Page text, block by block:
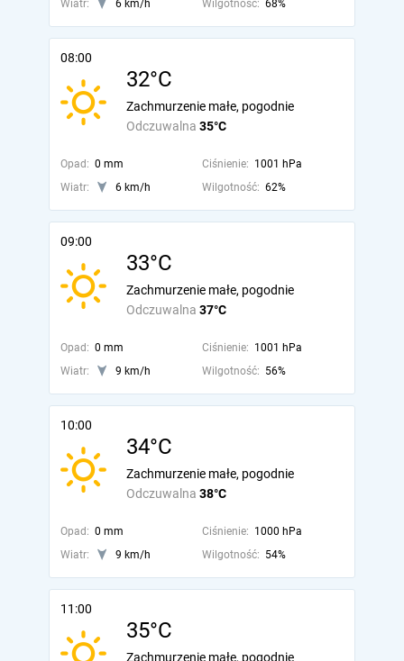
Wiatr: 6 km/h Wilgotność: 68%
08:00
32°C
Odczuwalna 35°C
Zachmurzenie małe, pogodnie
Opad: 0 mm Ciśnienie: 1001 hPa
Wiatr:
6 km/h Wilgotność: 62%
09:00
33°C
Odczuwalna 37°C
Zachmurzenie małe, pogodnie
Opad: 0 mm Ciśnienie: 1001 hPa
Wiatr:
9 km/h Wilgotność: 56%
10:00
34°C
Odczuwalna 38°C
Zachmurzenie małe, pogodnie
Opad: 0 mm Ciśnienie: 1000 hPa
Wiatr:
9 km/h Wilgotność: 54%
11:00
35°C
Zachmurzenie małe, pogodnie